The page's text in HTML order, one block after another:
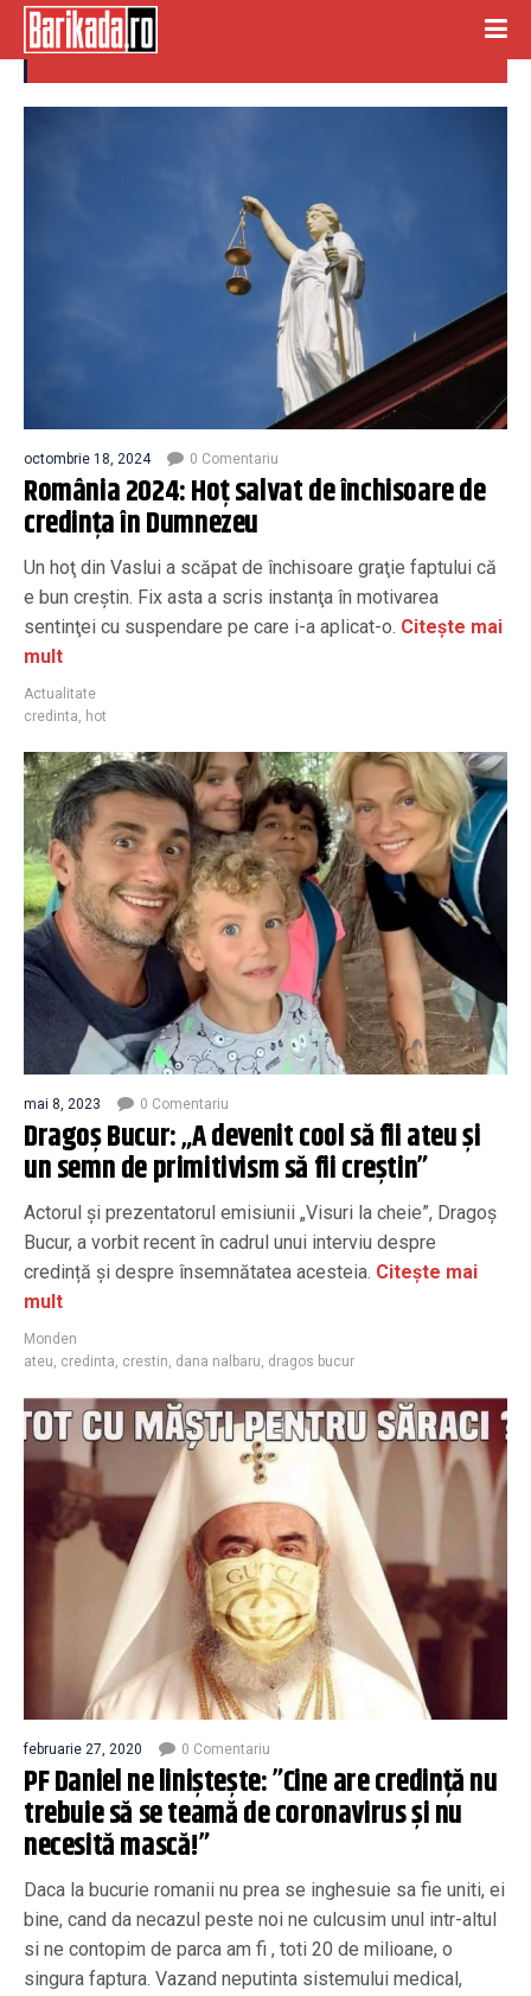
credinta
octombrie 18, 2024 0 Comentariu
România 2024: Hoț salvat de închisoare de
credința în Dumnezeu
Un hoţ din Vaslui a scăpat de închisoare graţie faptului că
e bun creştin. Fix asta a scris instanţa în motivarea
sentinţei cu suspendare pe care i-a aplicat-o. Citește mai
mult
Actualitate
credinta, hot
mai 8, 2023 0 Comentariu
Dragoș Bucur: „A devenit cool să fii ateu și
un semn de primitivism să fii creștin”
Actorul și prezentatorul emisiunii „Visuri la cheie”, Dragoș
Bucur, a vorbit recent în cadrul unui interviu despre
credință și despre însemnătatea acesteia. Citește mai
mult
Monden
ateu, credinta, crestin, dana nalbaru, dragos bucur
februarie 27, 2020 0 Comentariu
PF Daniel ne liniștește: ”Cine are credință nu
trebuie să se teamă de coronavirus și nu
necesită mască!”
Daca la bucurie romanii nu prea se inghesuie sa fie uniti, ei
bine, cand da necazul peste noi ne culcusim unul intr-altul
si ne contopim de parca am fi , toti 20 de milioane, o
singura faptura. Vazand neputinta sistemului medical,